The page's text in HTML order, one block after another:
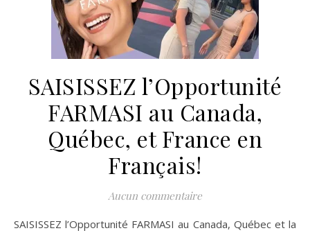
SAISISSEZ l’Opportunité
FARMASI au Canada,
Québec, et France en
Français!
Aucun commentaire
SAISISSEZ l’Opportunité FARMASI au Canada, Québec et la